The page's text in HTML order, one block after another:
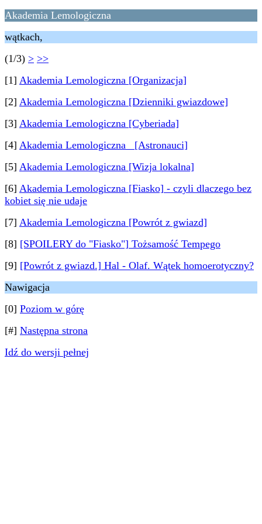
Akademia Lemologiczna
wątkach,
(1/3) > >>
[1] Akademia Lemologiczna [Organizacja]
[2] Akademia Lemologiczna [Dzienniki gwiazdowe]
[3] Akademia Lemologiczna [Cyberiada]
[4] Akademia Lemologiczna [Astronauci]
[5] Akademia Lemologiczna [Wizja lokalna]
[6] Akademia Lemologiczna [Fiasko] - czyli dlaczego bez
kobiet się nie udaje
[7] Akademia Lemologiczna [Powrót z gwiazd]
[8] [SPOILERY do "Fiasko"] Tożsamość Tempego
[9] [Powrót z gwiazd.] Hal - Olaf. Wątek homoerotyczny?
Nawigacja
[0] Poziom w górę
[#] Następna strona
Idź do wersji pełnej